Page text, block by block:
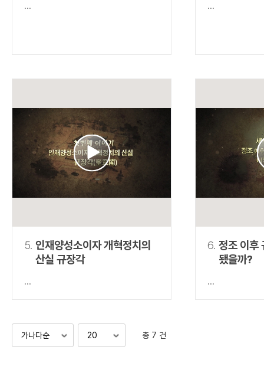
... ...
5. 인재양성소이자 개혁정치의
산실 규장각
...
6. 정조 이후
됐을까?
...
총 7 건